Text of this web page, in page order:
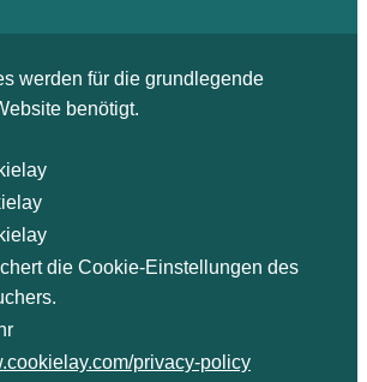
werden für die grundlegende
benötigt.
die Cookie-Einstellungen des
privacy-policy